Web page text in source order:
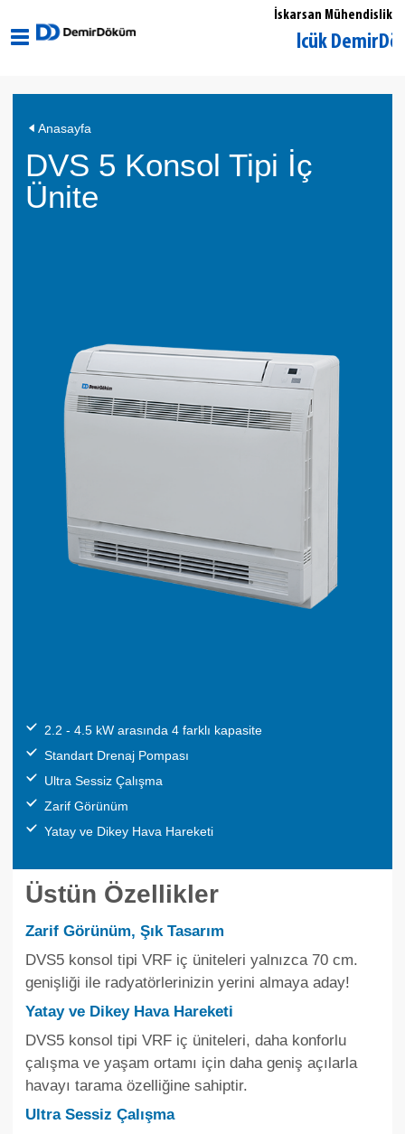
İskarsan Mühendislik
Kocaeli Gölcük DemirDöküm
Anasayfa
DVS 5 Konsol Tipi İç
Ünite
2.2 - 4.5 kW arasında 4 farklı kapasite
Standart Drenaj Pompası
Ultra Sessiz Çalışma
Zarif Görünüm
Yatay ve Dikey Hava Hareketi
Üstün Özellikler
Zarif Görünüm, Şık Tasarım
DVS5 konsol tipi VRF iç üniteleri yalnızca 70 cm.
genişliği ile radyatörlerinizin yerini almaya aday!
Yatay ve Dikey Hava Hareketi
DVS5 konsol tipi VRF iç üniteleri, daha konforlu
çalışma ve yaşam ortamı için daha geniş açılarla
havayı tarama özelliğine sahiptir.
Ultra Sessiz Çalışma